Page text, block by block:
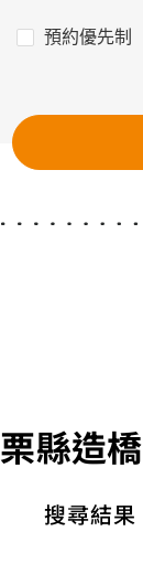
預約優先制
縣造
搜尋結